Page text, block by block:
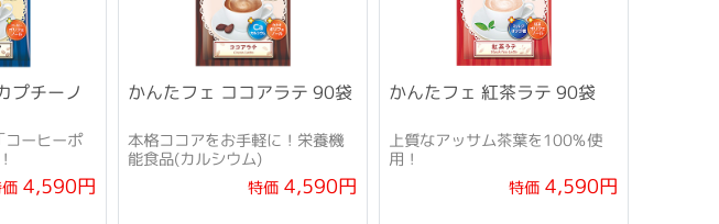
プチーノ
コーヒーポ
4,590円
かんたフェ ココアラテ 90袋
本格ココアをお手軽に！栄養機
能食品(カルシウム)
特価 4,590円
かんたフェ 紅茶ラテ 90袋
上質なアッサム茶葉を100%使
用！
特価 4,590円